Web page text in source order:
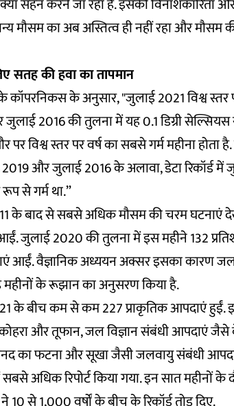
सहन करने जा रहा है. इसकी विनाशकारिता
मौसम का अब अस्तित्व ही नहीं रहा और मौसम
सतह की हवा का तापमान
के अनुसार, "जुलाई 2021 विश्व स्तर
2016 की तुलना में यह 0.1 डिग्री
विश्व स्तर पर वर्ष का सबसे गर्म महीना होता
और जुलाई 2016 के अलावा, डेटा रिकॉर्ड में
से गर्म था.”
के बाद से सबसे अधिक मौसम की चरम घटनाएं
जुलाई 2020 की तुलना में इस महीने 132
आईं. वैज्ञानिक अध्ययन अक्सर इसका कारण
के रूझान का अनुसरण किया है.
के बीच कम से कम 227 प्राकृतिक आपदाएं
और तूफान, जल विज्ञान संबंधी आपदाएं
का फटना और सूखा जैसी जलवायु संबंधी
अधिक रिपोर्ट किया गया. इन सात महीनों